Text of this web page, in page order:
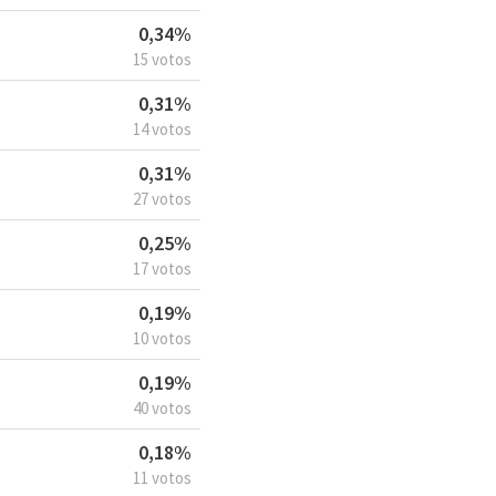
0,34%
15 votos
0,31%
14 votos
0,31%
27 votos
0,25%
17 votos
0,19%
10 votos
0,19%
40 votos
0,18%
11 votos